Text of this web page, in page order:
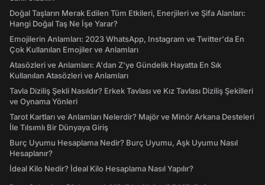
Doğal Taşların Merak Edilen Tüm Etkileri, Enerjileri ve Şifa Alanları:
Hangi Doğal Taş Ne İşe Yarar?
Emojilerin Anlamları: 2023 WhatsApp, Instagram ve Twitter'da En
Çok Kullanılan Emojiler ve Anlamları
Atasözleri ve Anlamları: A'dan Z'ye Gündelik Hayatta En Sık
Kullanılan Atasözleri ve Anlamları
Tavla Diziliş Şekli Nasıldır? Erkek Tavlası ve Kız Tavlası Diziliş Şekilleri
ve Oynama Yönleri
Tarot Kartları ve Anlamları Nelerdir? Majör ve Minör Arkana Desteleri
İle Tılsımlı Bir Dünyaya Giriş
Burç Uyumu Hesaplama Nedir? Burç Uyumu, Aşk Uyumu Nasıl
Hesaplanır?
İdeal Kilo Nedir? İdeal Kilo Hesaplama Nasıl Yapılır?